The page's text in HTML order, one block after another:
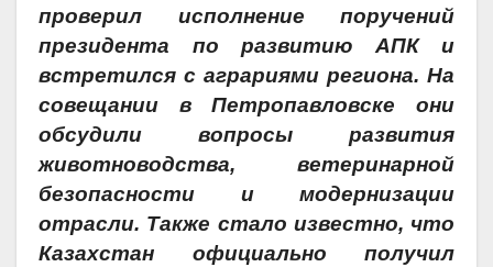
проверил исполнение поручений
президента по развитию АПК и
встретился с аграриями региона. На
совещании в Петропавловске они
обсудили вопросы развития
животноводства, ветеринарной
безопасности и модернизации
отрасли. Также стало известно, что
Казахстан официально получил